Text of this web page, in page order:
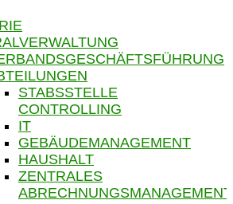
STABSSTELLE
CONTROLLING
IT
GEBÄUDEMANAGEMENT
HAUSHALT
ZENTRALES
ABRECHNUNGSMANAGEMENT